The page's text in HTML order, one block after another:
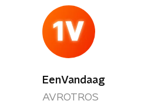
EenVandaag
AVROTROS